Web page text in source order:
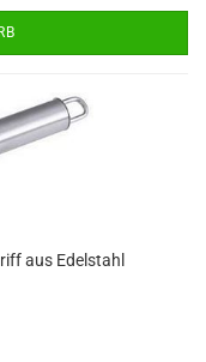
aus Edelstahl